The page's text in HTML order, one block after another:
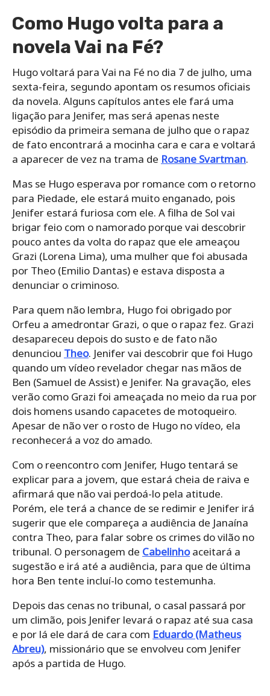
Como Hugo volta para a
novela Vai na Fé?
Hugo voltará para Vai na Fé no dia 7 de julho, uma
sexta-feira, segundo apontam os resumos oficiais
da novela. Alguns capítulos antes ele fará uma
ligação para Jenifer, mas será apenas neste
episódio da primeira semana de julho que o rapaz
de fato encontrará a mocinha cara e cara e voltará
a aparecer de vez na trama de Rosane Svartman.
Mas se Hugo esperava por romance com o retorno
para Piedade, ele estará muito enganado, pois
Jenifer estará furiosa com ele. A filha de Sol vai
brigar feio com o namorado porque vai descobrir
pouco antes da volta do rapaz que ele ameaçou
Grazi (Lorena Lima), uma mulher que foi abusada
por Theo (Emilio Dantas) e estava disposta a
denunciar o criminoso.
Para quem não lembra, Hugo foi obrigado por
Orfeu a amedrontar Grazi, o que o rapaz fez. Grazi
desapareceu depois do susto e de fato não
denunciou Theo. Jenifer vai descobrir que foi Hugo
quando um vídeo revelador chegar nas mãos de
Ben (Samuel de Assist) e Jenifer. Na gravação, eles
verão como Grazi foi ameaçada no meio da rua por
dois homens usando capacetes de motoqueiro.
Apesar de não ver o rosto de Hugo no vídeo, ela
reconhecerá a voz do amado.
Com o reencontro com Jenifer, Hugo tentará se
explicar para a jovem, que estará cheia de raiva e
afirmará que não vai perdoá-lo pela atitude.
Porém, ele terá a chance de se redimir e Jenifer irá
sugerir que ele compareça a audiência de Janaína
contra Theo, para falar sobre os crimes do vilão no
tribunal. O personagem de Cabelinho aceitará a
sugestão e irá até a audiência, para que de última
hora Ben tente incluí-lo como testemunha.
Depois das cenas no tribunal, o casal passará por
um climão, pois Jenifer levará o rapaz até sua casa
e por lá ele dará de cara com Eduardo (Matheus
Abreu), missionário que se envolveu com Jenifer
após a partida de Hugo.